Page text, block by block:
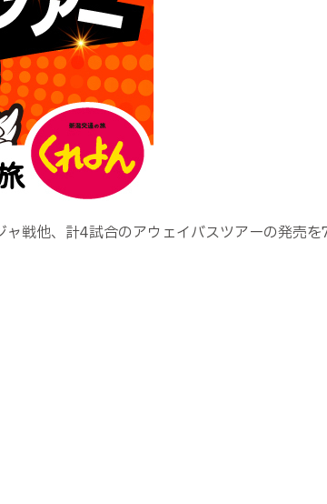
ャ戦他、計4試合のアウェイバスツアーの発売を